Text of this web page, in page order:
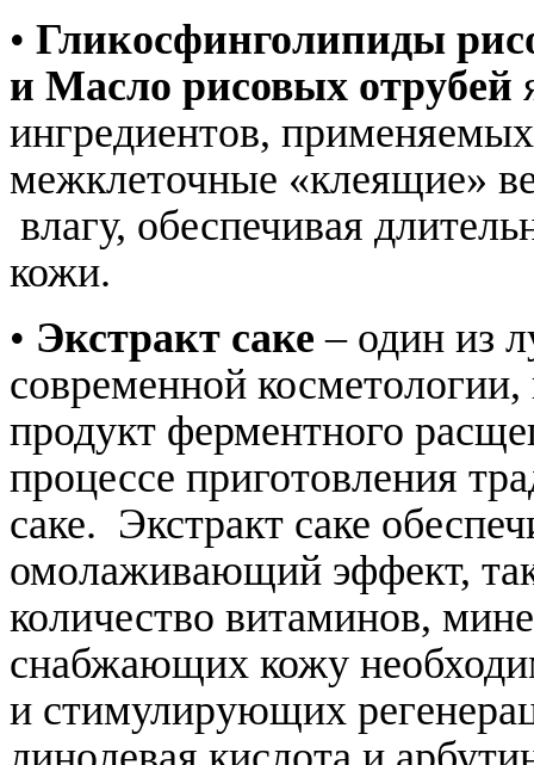
• Гликосфинголипиды
и Масло рисовых отрубей
ингредиентов,
межклеточные «клеящие»
влагу, обеспечивая
кожи.
• Экстракт саке – один из
современной
продукт ферментного
процессе приготовления
саке. Экстракт саке
омолаживающий эффект,
количество витаминов,
снабжающих кожу
и стимулирующих